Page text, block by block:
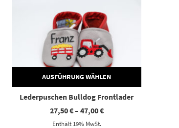
AUSFÜHRUNG WÄHLEN
Lederpuschen Bulldog Frontlader
27,50€– 47,00€Preisspanne:
Enthält 19% MwSt.